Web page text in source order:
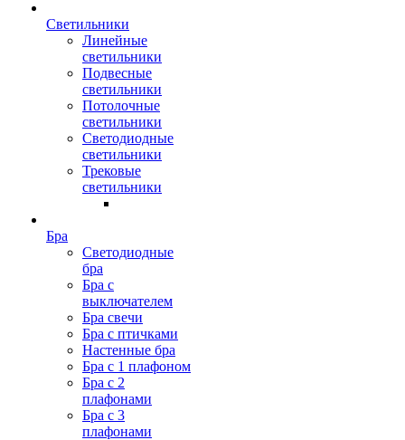
Светильники
Линейные
светильники
Подвесные
светильники
Потолочные
светильники
Светодиодные
светильники
Трековые
светильники
Бра
Светодиодные
бра
Бра с
выключателем
Бра свечи
Бра с птичками
Настенные бра
Бра с 1 плафоном
Бра с 2
плафонами
Бра с 3
плафонами